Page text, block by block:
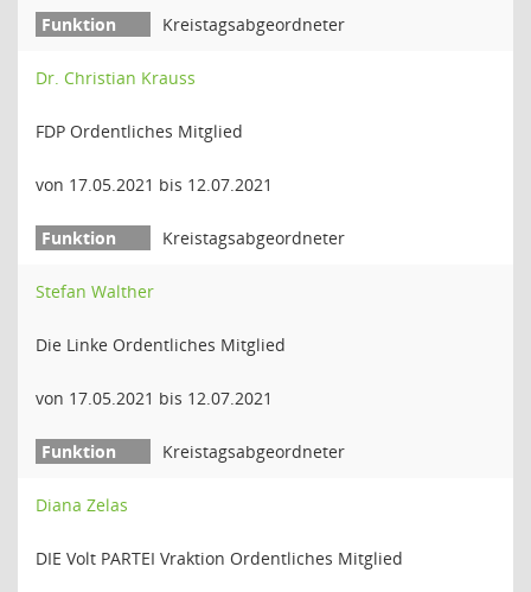
Kreistagsabgeordneter
Dr. Christian Krauss
FDP Ordentliches Mitglied
von 17.05.2021 bis 12.07.2021
Kreistagsabgeordneter
Stefan Walther
Die Linke Ordentliches Mitglied
von 17.05.2021 bis 12.07.2021
Kreistagsabgeordneter
Diana Zelas
DIE Volt PARTEI Vraktion Ordentliches Mitglied